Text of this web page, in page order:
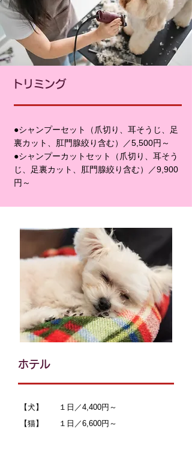
トリミング
●シャンプーセット（爪切り、耳そうじ、足
裏カット、肛門腺絞り含む）／5,500円～
●シャンプーカットセット（爪切り、耳そう
じ、足裏カット、肛門腺絞り含む）／9,900
円～
ホテル
【犬】 １日／4,400円～
【猫】 １日／6,600円～